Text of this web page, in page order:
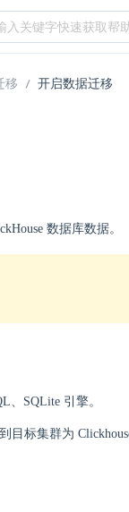
移 开启数据迁移
数据库数据。
、SQLite 引擎。
目标集群为